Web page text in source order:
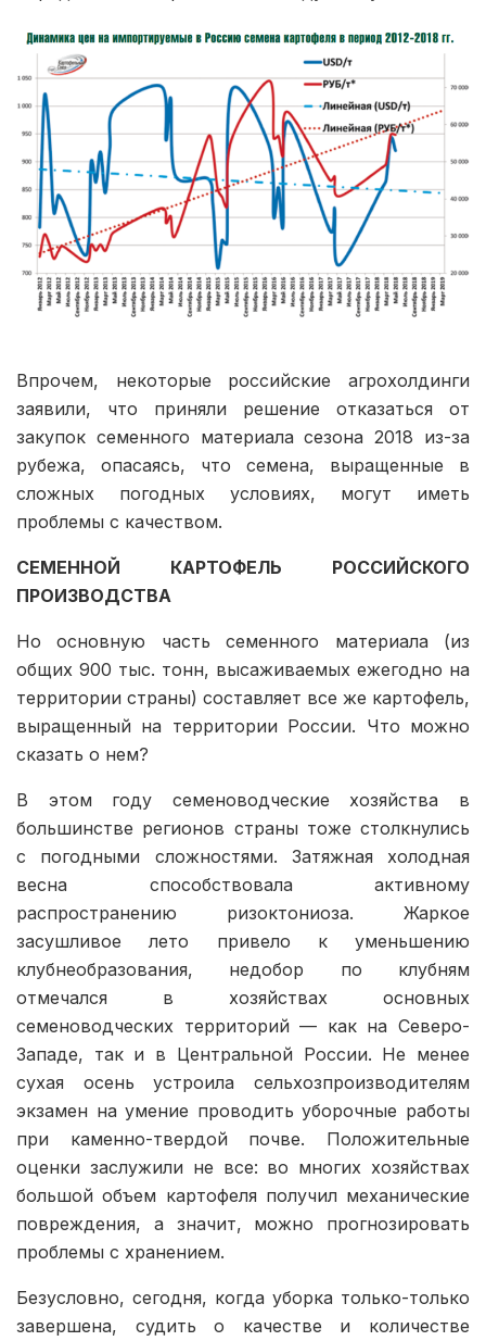
Впрочем, некоторые российские агрохолдинги
заявили, что приняли решение отказаться от
закупок семенного материала сезона 2018 из-за
рубежа, опасаясь, что семена, выращенные в
сложных погодных условиях, могут иметь
проблемы с качеством.
СЕМЕННОЙ КАРТОФЕЛЬ РОССИЙСКОГО
ПРОИЗВОДСТВА
Но основную часть семенного материала (из
общих 900 тыс. тонн, высаживаемых ежегодно на
территории страны) составляет все же картофель,
выращенный на территории России. Что можно
сказать о нем?
В этом году семеноводческие хозяйства в
большинстве регионов страны тоже столкнулись
с погодными сложностями. Затяжная холодная
весна способствовала активному
распространению ризоктониоза. Жаркое
засушливое лето привело к уменьшению
клубнеобразования, недобор по клубням
отмечался в хозяйствах основных
семеноводческих территорий — как на Северо-
Западе, так и в Центральной России. Не менее
сухая осень устроила сельхозпроизводителям
экзамен на умение проводить уборочные работы
при каменно-твердой почве. Положительные
оценки заслужили не все: во многих хозяйствах
большой объем картофеля получил механические
повреждения, а значит, можно прогнозировать
проблемы с хранением.
Безусловно, сегодня, когда уборка только-только
завершена, судить о качестве и количестве